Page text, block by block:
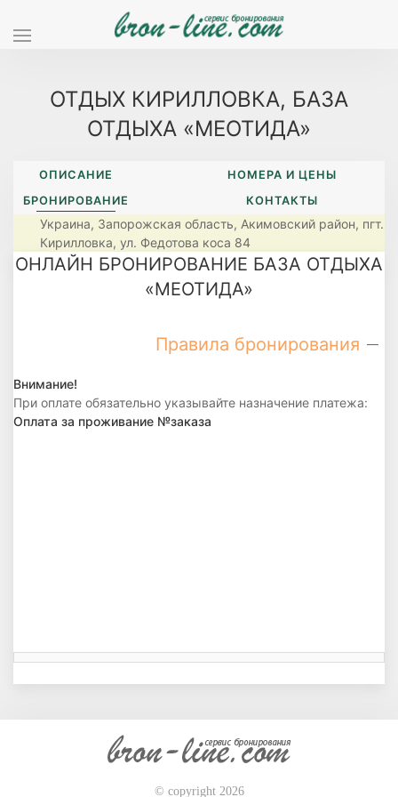
ОТДЫХ КИРИЛЛОВКА, БАЗА
ОТДЫХА «МЕОТИДА»
ОПИСАНИЕ
НОМЕРА И ЦЕНЫ
БРОНИРОВАНИЕ
КОНТАКТЫ
Украина, Запорожская область, Акимовский район, пгт.
Кирилловка, ул. Федотова коса 84
ОНЛАЙН БРОНИРОВАНИЕ БАЗА ОТДЫХА
«МЕОТИДА»
Правила бронирования
Внимание!
При оплате обязательно указывайте назначение платежа:
Оплата за проживание №заказа
© copyright 2026